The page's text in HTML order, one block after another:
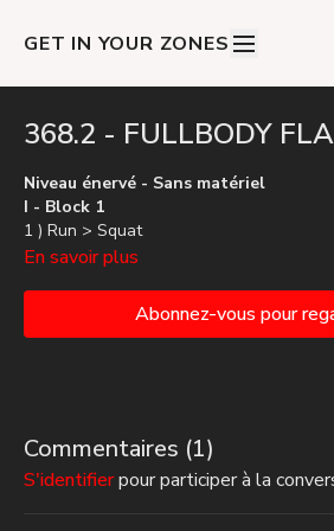
GET IN YOUR ZONES
368.2 - FULLBODY
Niveau énervé - Sans matériel
I - Block 1
1 ) Run > Squat
2 ) Burpees
4 ) Gainage D
En savoir plus
Abonnez-vous pour
Commentaires (1)
S'identifierpour participer à la